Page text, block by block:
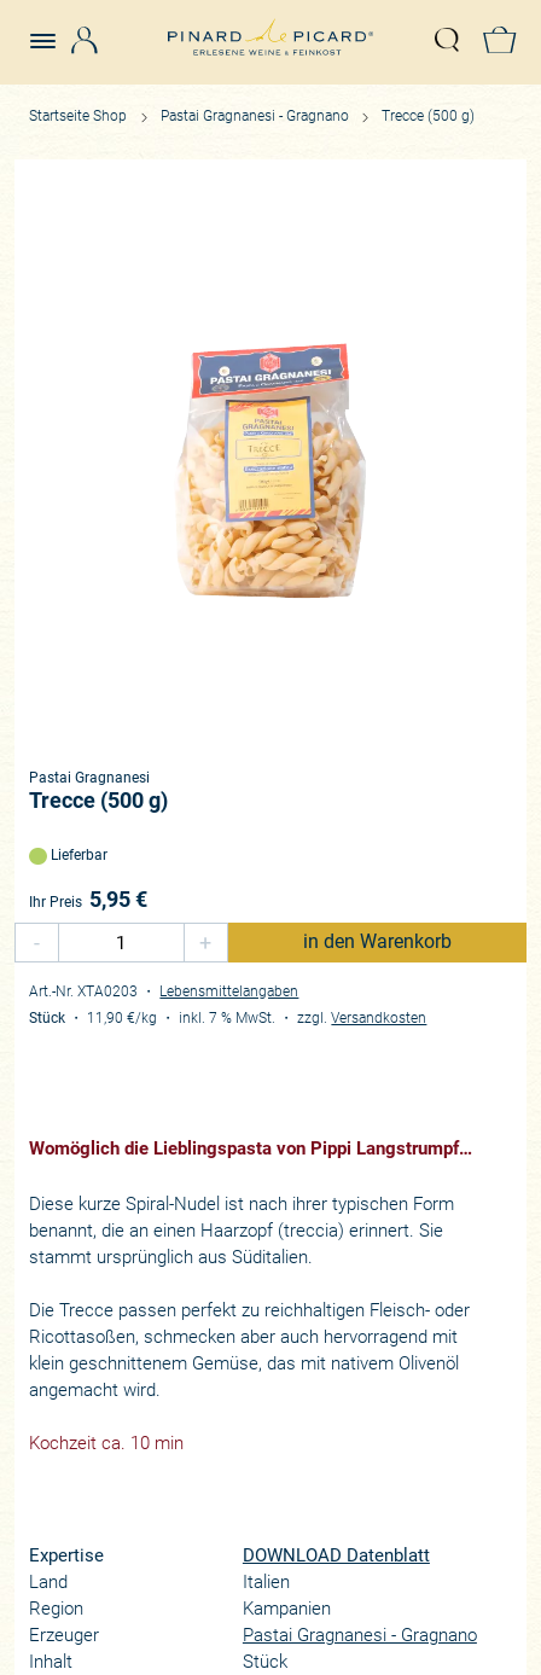
Suche
Startseite Shop Pastai Gragnanesi - Gragnano Trecce (500 g)
Pastai Gragnanesi
Trecce (500 g)
Lieferbar
Ihr Preis 5,95€
-
+ in den Warenkorb
Art.-Nr. XTA0203 ・ Lebensmittelangaben
Stück ・ 11,90 €/kg ・ inkl. 7 % MwSt. ・zzgl.Versandkosten
Womöglich die Lieblingspasta von Pippi Langstrumpf…
Diese kurze Spiral-Nudel ist nach ihrer typischen Form
benannt, die an einen Haarzopf (treccia) erinnert. Sie
stammt ursprünglich aus Süditalien.
Die Trecce passen perfekt zu reichhaltigen Fleisch- oder
Ricottasoßen, schmecken aber auch hervorragend mit
klein geschnittenem Gemüse, das mit nativem Olivenöl
angemacht wird.
Kochzeit ca. 10 min
Expertise
DOWNLOAD Datenblatt
Land
Italien
Region
Kampanien
Erzeuger
Pastai Gragnanesi - Gragnano
Inhalt
Stück